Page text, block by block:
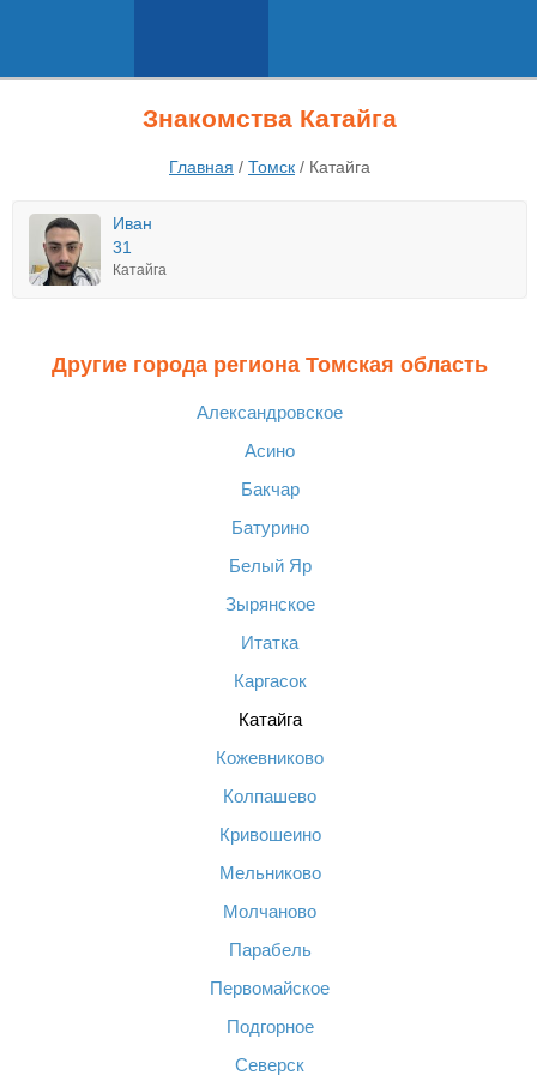
Знакомства Катайга
Главная / Томск / Катайга
Иван
31
Катайга
Другие города региона Томская область
Александровское
Асино
Бакчар
Батурино
Белый Яр
Зырянское
Итатка
Каргасок
Катайга
Кожевниково
Колпашево
Кривошеино
Мельниково
Молчаново
Парабель
Первомайское
Подгорное
Северск